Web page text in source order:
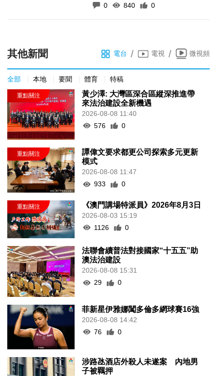
0
840 0
其他新聞 電台 / 電視 / 微視頻
全部 本地 要聞 體育 特稿
黃少澤: 大灣區深合區縱深推進帶
來法治建設全新機遇
2026-08-08 11:40
576
0
譚偉文要求都更公司探索多元更新
模式
2026-08-08 11:47
933
0
《澳門講場特派員》2026年8月3日
2026-08-03 15:19
1126
0
法聯會續普法對接國家“十五五”助
澳法治建設
2026-08-08 15:31
29
0
菲新星伊雅娜闖多倫多網球賽16強
2026-08-08 14:42
76
0
涉路氹酒店外殺人未遂案 內地男
子被羈押